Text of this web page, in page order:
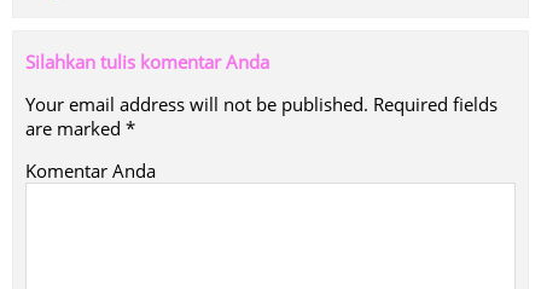
Silahkan tulis komentar Anda
Your email address will not be published. Required fields
are marked *
Komentar Anda